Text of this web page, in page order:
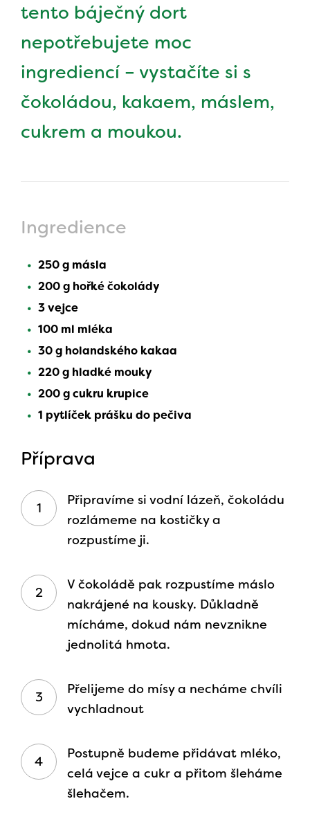
tento báječný dort
nepotřebujete moc
ingrediencí – vystačíte si s
čokoládou, kakaem, máslem,
cukrem a moukou.
Ingredience
250 g másla
200 g hořké čokolády
3 vejce
100 ml mléka
30 g holandského kakaa
220 g hladké mouky
200 g cukru krupice
1 pytlíček prášku do pečiva
Příprava
Připravíme si vodní lázeň, čokoládu
rozlámeme na kostičky a
rozpustíme ji.
V čokoládě pak rozpustíme máslo
nakrájené na kousky. Důkladně
mícháme, dokud nám nevznikne
jednolitá hmota.
Přelijeme do mísy a necháme chvíli
vychladnout
Postupně budeme přidávat mléko,
celá vejce a cukr a přitom šleháme
šlehačem.